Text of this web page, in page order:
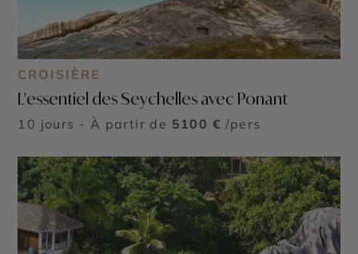
CROISIÈRE
L'essentiel des Seychelles avec Ponant
10 jours - À partir de 5100 € /pers